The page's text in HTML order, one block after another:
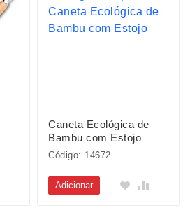
Caneta Ecológica de
Bambu com Estojo
Código: 14672
Adicionar